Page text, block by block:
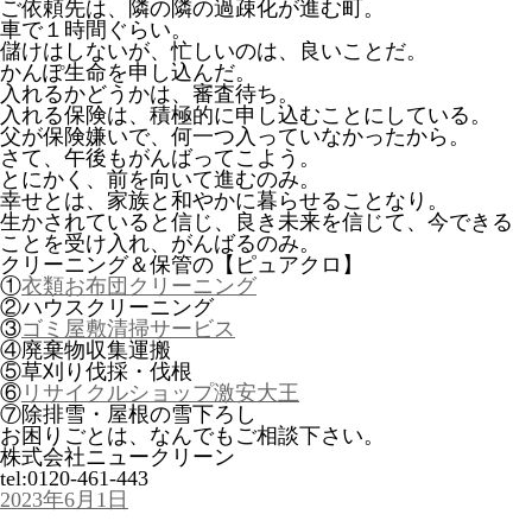
ご依頼先は、隣の隣の過疎化が進む町。
車で１時間ぐらい。
儲けはしないが、忙しいのは、良いことだ。
かんぽ生命を申し込んだ。
入れるかどうかは、審査待ち。
入れる保険は、積極的に申し込むことにしている。
父が保険嫌いで、何一つ入っていなかったから。
さて、午後もがんばってこよう。
とにかく、前を向いて進むのみ。
幸せとは、家族と和やかに暮らせることなり。
生かされていると信じ、良き未来を信じて、今できる
ことを受け入れ、がんばるのみ。
クリーニング＆保管の【ピュアクロ】
①衣類お布団クリーニング
②ハウスクリーニング
③ゴミ屋敷清掃サービス
④廃棄物収集運搬
⑤草刈り伐採・伐根
⑥ リサイクルショップ激安大王
⑦除排雪・屋根の雪下ろし
お困りごとは、なんでもご相談下さい。
株式会社ニュークリーン
tel:0120-461-443
投
2023年6月1日